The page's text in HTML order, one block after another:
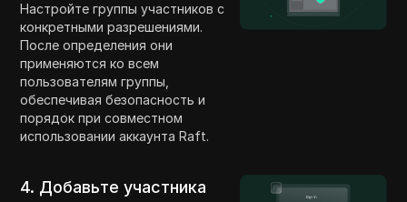
Настройте группы участников с
конкретными разрешениями.
После определения они
применяются ко всем
пользователям группы,
обеспечивая безопасность и
порядок при совместном
использовании аккаунта Raft.
4. Добавьте участника